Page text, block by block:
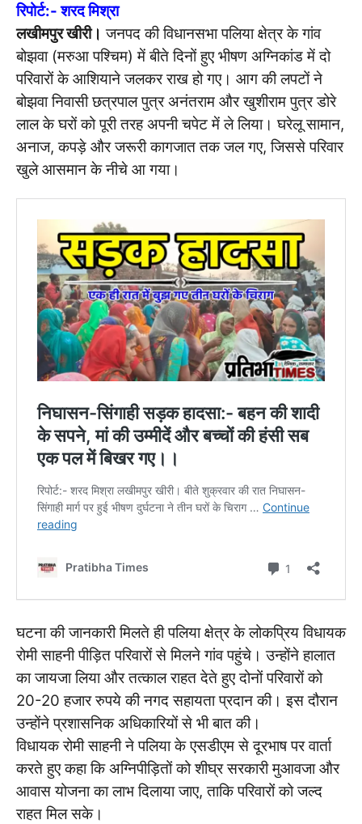
रिपोर्ट:- शरद मिश्रा
लखीमपुर खीरी। जनपद की विधानसभा पलिया क्षेत्र के गांव
बोझवा (मरुआ पश्चिम) में बीते दिनों हुए भीषण अग्निकांड में दो
परिवारों के आशियाने जलकर राख हो गए। आग की लपटों ने
बोझवा निवासी छत्रपाल पुत्र अनंतराम और खुशीराम पुत्र डोरे
लाल के घरों को पूरी तरह अपनी चपेट में ले लिया। घरेलू सामान,
अनाज, कपड़े और जरूरी कागजात तक जल गए, जिससे परिवार
खुले आसमान के नीचे आ गया।
घटनाकी जानकारी मिलते ही पलिया क्षेत्र के लोकप्रिय विधायक
रोमी साहनी पीड़ित परिवारों से मिलने गांव पहुंचे। उन्होंने हालात
का जायजा लिया और तत्काल राहत देते हुए दोनों परिवारों को
20-20 हजार रुपये की नगद सहायता प्रदान की। इस दौरान
उन्होंने प्रशासनिक अधिकारियों से भी बात की।
विधायक रोमी साहनी ने पलिया के एसडीएम से दूरभाष पर वार्ता
करते हुए कहा कि अग्निपीड़ितों को शीघ्र सरकारी मुआवजा और
आवास योजना का लाभ दिलाया जाए, ताकि परिवारों को जल्द
राहत मिल सके।